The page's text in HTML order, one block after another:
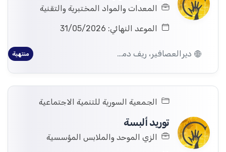
المعدات والمواد المختبرية والتقنية
الموعد النهائي: 31/05/2026
ديرالعصافير، ريف دمشق منتهية
الجمعية السورية للتنمية الاجتماعية
توريد ألبسة
الزي الموحد والملابس المؤسسية